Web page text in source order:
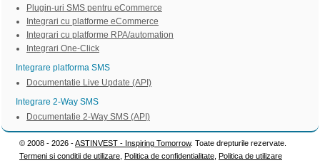
Plugin-uri SMS pentru eCommerce
Integrari cu platforme eCommerce
Integrari cu platforme RPA/automation
Integrari One-Click
Integrare platforma SMS
Documentatie Live Update (API)
Integrare 2-Way SMS
Documentatie 2-Way SMS (API)
© 2008 - 2026 -ASTINVEST - Inspiring Tomorrow. Toate drepturile rezervate.
Termeni si conditii de utilizare Politica de confidentialitate Politica de utilizare